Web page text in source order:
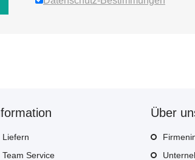
Liefern
Team Service
Über